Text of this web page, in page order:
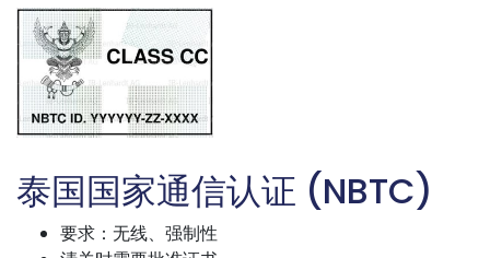
泰国国家通信认证 (NBTC)
要求：无线、强制性